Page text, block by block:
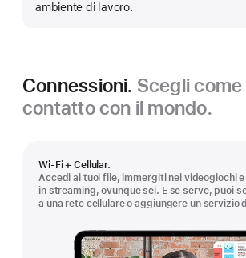
ambiente di lavoro.
Connessioni. Scegli
contatto con il mondo.
Wi-Fi + Cellular.
Accedi ai tuoi file, immergiti nei videogiochi
in streaming, ovunque sei. E se serve, puoi
a una rete cellulare o aggiungere un servizio